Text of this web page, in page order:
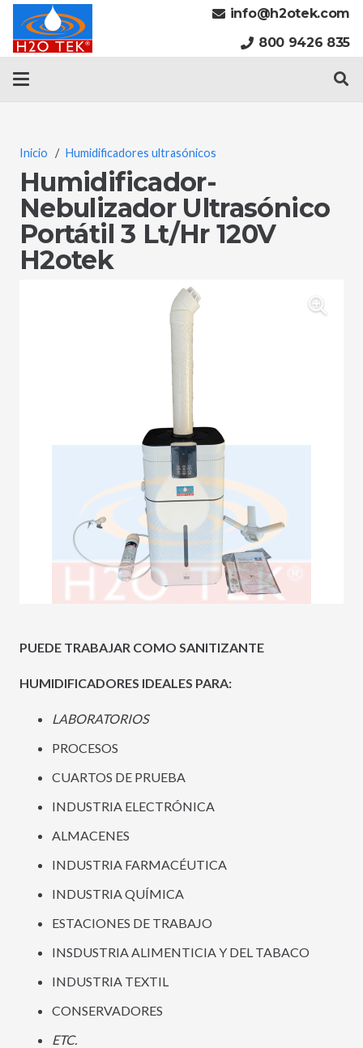
info@h2otek.com
800 9426 835
Inicio / Humidificadores ultrasónicos
Humidificador-
Nebulizador Ultrasónico
Portátil 3 Lt/Hr 120V
H2otek
PUEDE TRABAJAR COMO SANITIZANTE
HUMIDIFICADORES IDEALES PARA:
LABORATORIOS
PROCESOS
CUARTOS DE PRUEBA
INDUSTRIA ELECTRÓNICA
ALMACENES
INDUSTRIA FARMACÉUTICA
INDUSTRIA QUÍMICA
ESTACIONES DE TRABAJO
INSDUSTRIA ALIMENTICIA Y DEL TABACO
INDUSTRIA TEXTIL
CONSERVADORES
ETC.